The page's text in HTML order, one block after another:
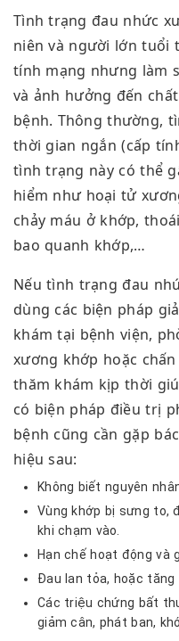
Tình trạng đau nhức
niên và người lớn tuổi
tính mạng nhưng làm
và ảnh hưởng đến
bệnh. Thông thường,
thời gian ngắn (cấp
tình trạng này có thể
hiểm như hoại tử
chảy máu ở khớp,
bao quanh khớp,…
Nếu tình trạng đau
dùng các biện pháp
khám tại bệnh viện,
xương khớp hoặc
thăm khám kịp thời
có biện pháp điều trị
bệnh cũng cần gặp
hiệu sau:
Không biết nguyên
Vùng khớp bị sưng to,
khi chạm vào.
Hạn chế hoạt động và
Đau lan tỏa, hoặc tăng
Các triệu chứng bất
giảm cân, phát ban,